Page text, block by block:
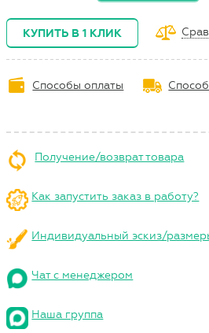
КУПИТЬ В 1 КЛИК
Способы оплаты
Получение/возврат товара
Как запустить заказ в работу?
Индивидуальный эскиз/
Чат с менеджером
Наша группа